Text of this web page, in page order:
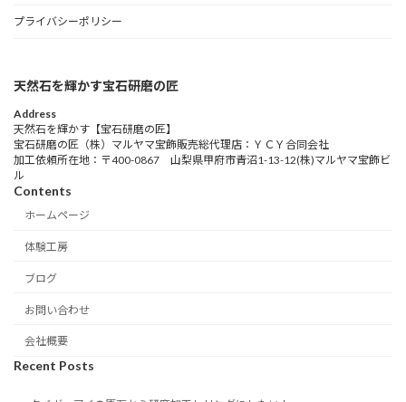
プライバシーポリシー
天然石を輝かす宝石研磨の匠
Address
天然石を輝かす【宝石研磨の匠】
宝石研磨の匠（株）マルヤマ宝飾販売総代理店：ＹＣＹ合同会社
加工依頼所在地：〒400-0867 山梨県甲府市青沼1-13-12(株)マルヤマ宝飾ビ
ル
Contents
ホームページ
体験工房
ブログ
お問い合わせ
会社概要
Recent Posts